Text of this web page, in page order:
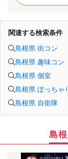
関連する検索条件
島根県 街コン
島根県 趣味コン
島根県 個室
島根県 ぽっちゃ
島根県 自衛隊
島